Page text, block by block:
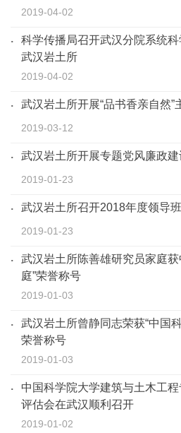
2019-04-02
科学传播局召开武汉分院系统
武汉岩土所
2019-04-02
武汉岩土所开展“品书香亲自然”
2019-03-12
武汉岩土所开展专题党风廉政
2019-01-23
武汉岩土所召开2018年度领导
2019-01-23
武汉岩土所陈善雄研究员家庭
庭”荣誉称号
2019-01-03
武汉岩土所曾静同志荣获“中国
荣誉称号
2019-01-03
中国科学院大学建筑与土木工
评估会在武汉顺利召开
2019-01-02